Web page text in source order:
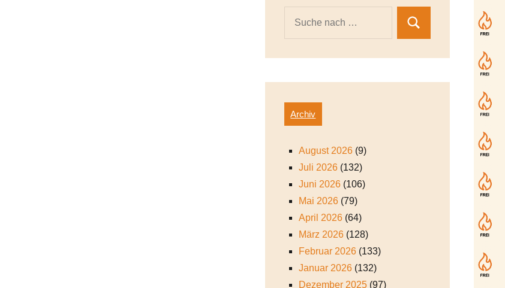
Archiv
August 2026 (9)
Juli 2026 (132)
Juni 2026 (106)
Mai 2026 (79)
April 2026 (64)
März 2026 (128)
Februar 2026 (133)
Januar 2026 (132)
Dezember 2025 (97)